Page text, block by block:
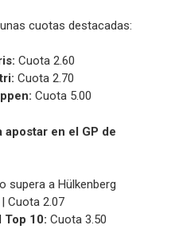
cuotas destacadas:
Cuota 2.60
Cuota 2.70
Cuota 5.00
en el GP de
supera a Hülkenberg
Cuota 2.07
Top 10: Cuota 3.50